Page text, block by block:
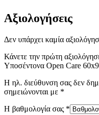
Αξιολογήσεις
Δεν υπάρχει καμία
Κάνετε την πρώτη
Υποσέντονα Open Care
Η ηλ. διεύθυνση σας δεν
σημειώνονται με *
Η βαθμολογία σας *